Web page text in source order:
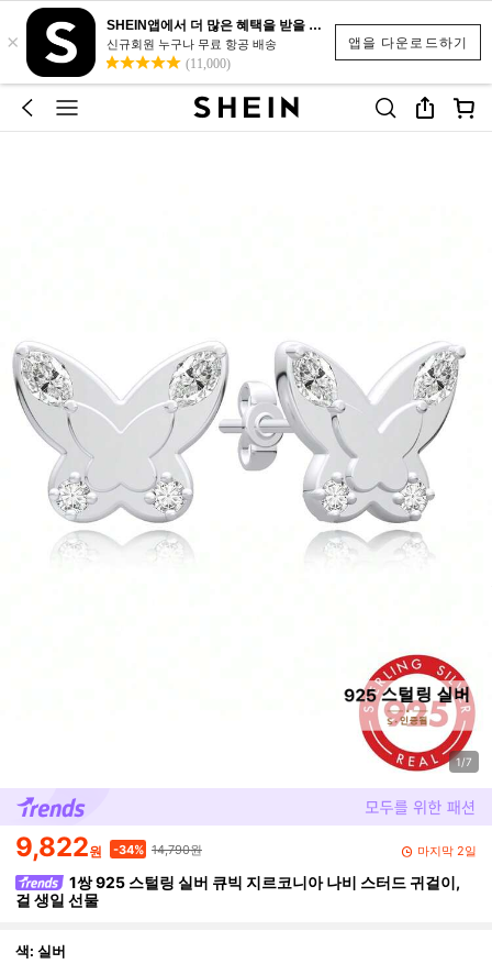
앱을 다운로드하기
×
SHEIN앱에서 더 많은 혜택을 받을 수 있어요.
신규회원 누구나 무료 항공 배송
(11,000)
1/7
9,822원 -34% 14,790원 마지막 2일
1쌍 925 스털링 실버 큐빅 지르코니아 나비 스터드 귀걸이,
걸 생일 선물
색: 실버